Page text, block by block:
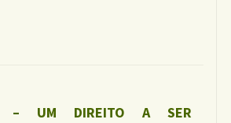
– UM DIREITO A SER